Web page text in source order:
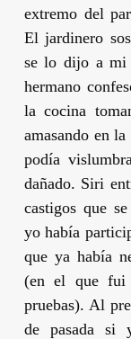
extremo del
El jardinero
se lo dijo a mi
hermano
la cocina
amasando en
podía
dañado. Siri
castigos que
yo había
que ya había
(en el que fui
pruebas). Al
de pasada si